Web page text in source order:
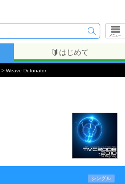
メニュー
はじめて
> Weave Detonator
シングル